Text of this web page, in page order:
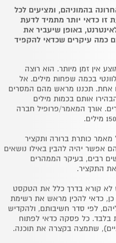
בהמוניהם, ומציעים לכל
זו כדאי יותר מתמיד לדעת
באופן שיעביר את
כמה עיקרים שכדאי להקפיד
אין זמן מיותר. הוא רוצה
בכמה שפחות מילים. אל
אחת. תכננו מראש מהם המסרים
אותם בכמות מילים
אורך המאמר/פרופיל חברה
כותרת ברורה ותקציר
שמהם אפשר יהיה להבין באילו נושאים
רבים, בעיקר הממהרים
התקציר.
לא קורא בדרך כלל את הטקסט
כדאי להכין מראש את רשימת
לפי סדר חשיבותם, ולהקדיש
כל פסקה כדאי לפתוח
שתמצה בקצרה את תוכנה.